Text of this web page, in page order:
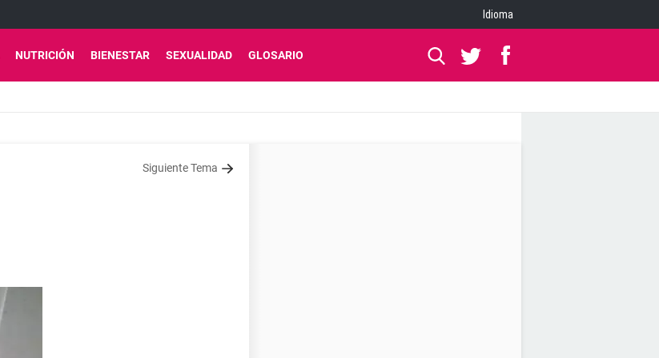
Idioma
NUTRICIÓN BIENESTAR SEXUALIDAD GLOSARIO
Siguiente Tema